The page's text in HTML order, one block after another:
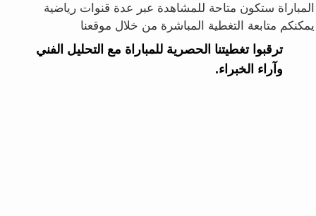
المباراة ستكون متاحة للمشاهدة عبر عدة قنوات رياضية
يمكنكم متابعة التغطية المباشرة من خلال موقعنا
ترقبوا تغطيتنا الحصرية للمباراة مع التحليل الفني
وآراء الخبراء.